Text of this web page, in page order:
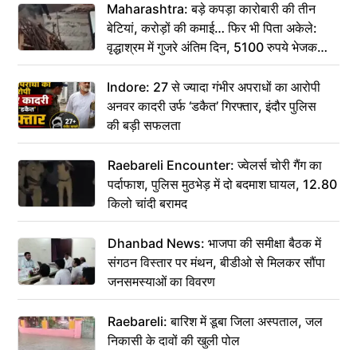
Maharashtra: बड़े कपड़ा कारोबारी की तीन
बेटियां, करोड़ों की कमाई… फिर भी पिता अकेले:
वृद्धाश्रम में गुजरे अंतिम दिन, 5100 रुपये भेजकर
कहा– अंतिम संस्कार कर दीजिए हम नहीं आ पाएंगे
Indore: 27 से ज्यादा गंभीर अपराधों का आरोपी
अनवर कादरी उर्फ ‘डकैत’ गिरफ्तार, इंदौर पुलिस
की बड़ी सफलता
Raebareli Encounter: ज्वेलर्स चोरी गैंग का
पर्दाफाश, पुलिस मुठभेड़ में दो बदमाश घायल, 12.80
किलो चांदी बरामद
Dhanbad News: भाजपा की समीक्षा बैठक में
संगठन विस्तार पर मंथन, बीडीओ से मिलकर सौंपा
जनसमस्याओं का विवरण
Raebareli: बारिश में डूबा जिला अस्पताल, जल
निकासी के दावों की खुली पोल